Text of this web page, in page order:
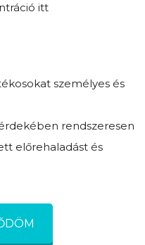
itt
személyes és
rendszeresen
előrehaladást és